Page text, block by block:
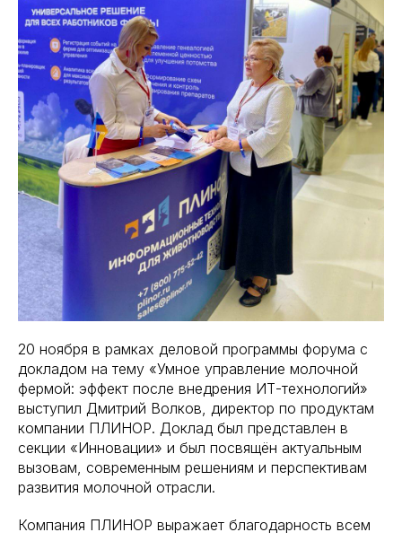
20 ноября в рамках деловой программы форума с
докладом на тему «Умное управление молочной
фермой: эффект после внедрения ИТ-технологий»
выступил Дмитрий Волков, директор по продуктам
компании ПЛИНОР. Доклад был представлен в
секции «Инновации» и был посвящён актуальным
вызовам, современным решениям и перспективам
развития молочной отрасли.
Компания ПЛИНОР выражает благодарность всем